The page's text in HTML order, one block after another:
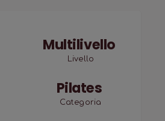
Multilivello
Livello
Pilates
Categoria